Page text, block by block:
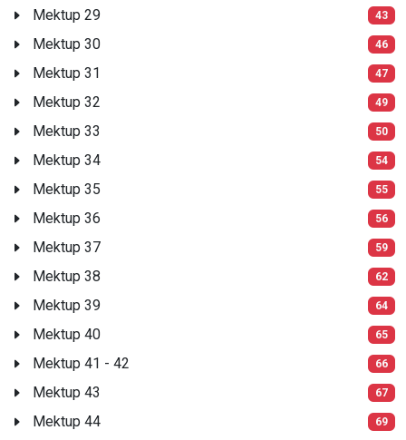
Mektup 29 43
Mektup 30 46
Mektup 31 47
Mektup 32 49
Mektup 33 50
Mektup 34 54
Mektup 35 55
Mektup 36 56
Mektup 37 59
Mektup 38 62
Mektup 39 64
Mektup 40 65
Mektup 41 - 42 66
Mektup 43 67
Mektup 44 69